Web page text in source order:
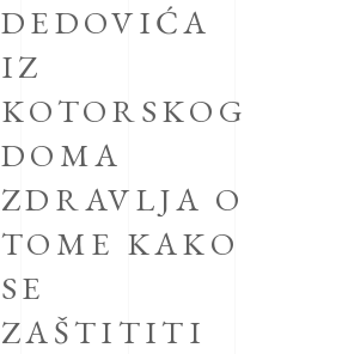
DEDOVIĆA
IZ
KOTORSKOG
DOMA
ZDRAVLJA O
TOME KAKO
SE
ZAŠTITITI